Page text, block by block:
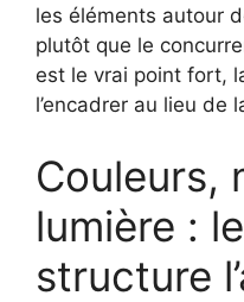
les éléments autour
plutôt que le
est le vrai point fort,
l’encadrer au lieu de
Couleurs,
lumière :
structure